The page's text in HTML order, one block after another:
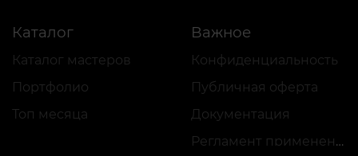
Каталог
Каталог мастеров
Портфолио
Топ месяца
Важное
Конфиденциальность
Публичная оферта
Документация
Регламент применения акций